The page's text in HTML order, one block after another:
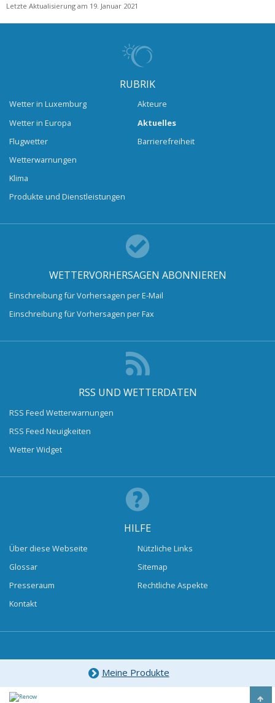
Letzte Aktualisierung am 19. Januar 2021
RUBRIK
Wetter in Luxemburg
Wetter in Europa
Flugwetter
Wetterwarnungen
Klima
Produkte und Dienstleistungen
Akteure
Aktuelles
Barrierefreiheit
WETTERVORHERSAGEN ABONNIEREN
Einschreibung für Vorhersagen per E-Mail
Einschreibung für Vorhersagen per Fax
RSS UND WETTERDATEN
RSS Feed Wetterwarnungen
RSS Feed Neuigkeiten
Wetter Widget
HILFE
Über diese Webseite
Glossar
Presseraum
Kontakt
Nützliche Links
Sitemap
Rechtliche Aspekte
Meine Produkte